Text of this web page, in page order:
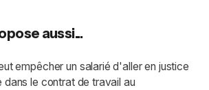
aussi...
empêcher un salarié d'aller en justice
dans le contrat de travail au